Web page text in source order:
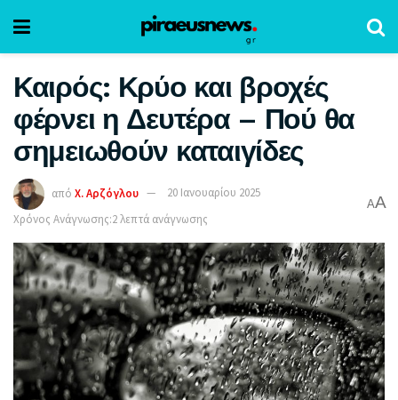
Καιρός: Κρύο και βροχές
φέρνει η Δευτέρα – Πού θα
σημειωθούν καταιγίδες
από Χ. Αρζόγλου
20 Ιανουαρίου 2025
Χρόνος Ανάγνωσης:2 λεπτά ανάγνωσης
AA